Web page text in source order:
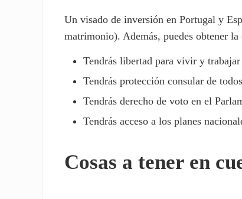
Un visado de inversión en Portugal y
matrimonio). Además, puedes obtener
Tendrás libertad para vivir y
Tendrás protección consular de
Tendrás derecho de voto en el
Tendrás acceso a los planes
Cosas a tener en